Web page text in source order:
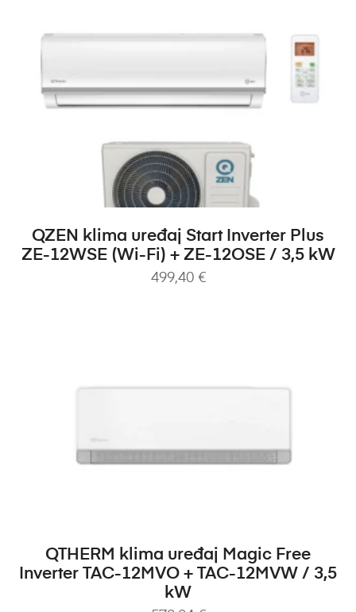
DODAJ U KOŠARICU
QZEN klima uređaj Start Inverter Plus
ZE-12WSE (Wi-Fi) + ZE-12OSE / 3,5 kW
499,40 €
DODAJ U KOŠARICU
QTHERM klima uređaj Magic Free
Inverter TAC-12MVO + TAC-12MVW / 3,5
kW